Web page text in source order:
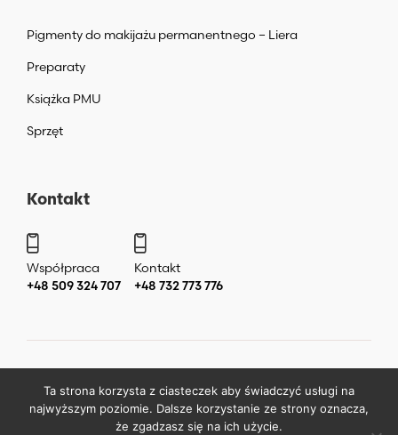
Pigmenty do makijażu permanentnego – Liera
Preparaty
Książka PMU
Sprzęt
Kontakt
Współpraca
+48 509 324 707
Kontakt
+48 732 773 776
permanentny Warszawa
Ta strona korzysta z ciasteczek aby świadczyć usługi na
najwyższym poziomie. Dalsze korzystanie ze strony oznacza,
że zgadzasz się na ich użycie.